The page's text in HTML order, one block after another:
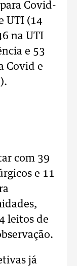
Covid-
UTI (14
na UTI
e 53
Covid e
com 39
e 11
leitos de
já